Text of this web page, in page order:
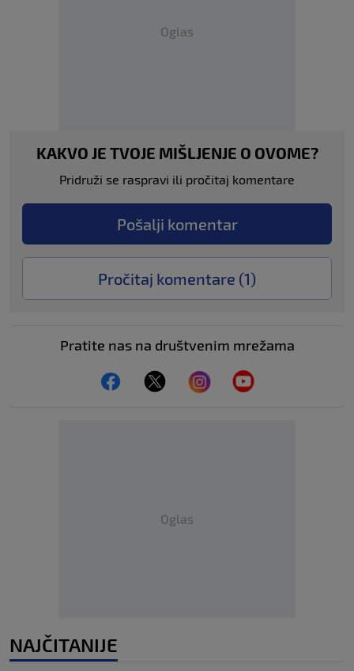
Oglas
KAKVO JE TVOJE MIŠLJENJE O OVOME?
Pridruži se raspravi ili pročitaj komentare
Pošalji komentar
Pročitaj komentare (1)
Pratite nas na društvenim mrežama
Oglas
NAJČITANIJE